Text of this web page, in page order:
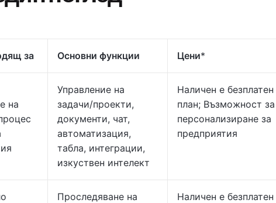
за Основни функции Цени*
на
Управление на
задачи/проекти,
документи, чат,
автоматизация,
табла, интеграции,
изкуствен интелект
Наличен е безплатен
план; Възможност за
персонализиране за
предприятия
Проследяване на
Наличен е безплатен